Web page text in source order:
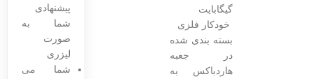
گیگابایت
خودکار فلزی
بسته بندی شده
در جعبه
هاردباکس به
پیشنهادی
شما به
صورت
لیزری
شما می